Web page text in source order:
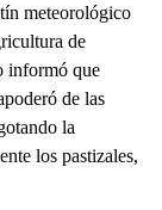
meteorológico
de
informó que
de las
la
los pastizales,